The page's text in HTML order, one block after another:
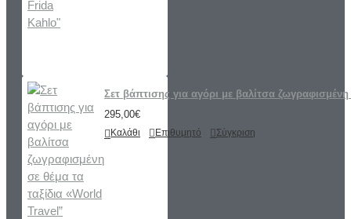
Σετ βάπτισης για αγόρι με βαλίτσα
295,00€
Καλάθι Επιθυμητό Σύγκριση